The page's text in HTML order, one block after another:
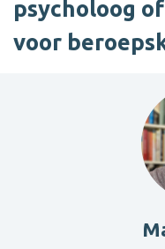
psycholoog
voor